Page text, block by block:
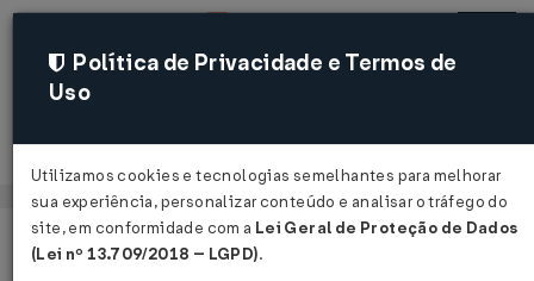
Acessar
Página Inicial Legislações
Política de Privacidade e Termos de
Uso
Utilizamos cookies e tecnologias semelhantes para melhorar
sua experiência, personalizar conteúdo e analisar o tráfego do
site, em conformidade com a Lei Geral de Proteção de Dados
(Lei nº 13.709/2018 – LGPD).